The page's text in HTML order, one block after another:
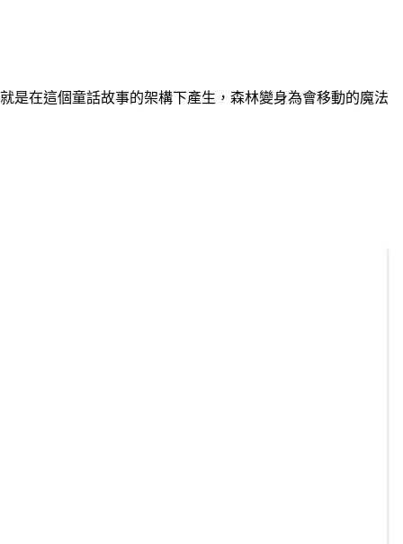
是在這個童話故事的架構下產生，森林變身為會移動的魔法